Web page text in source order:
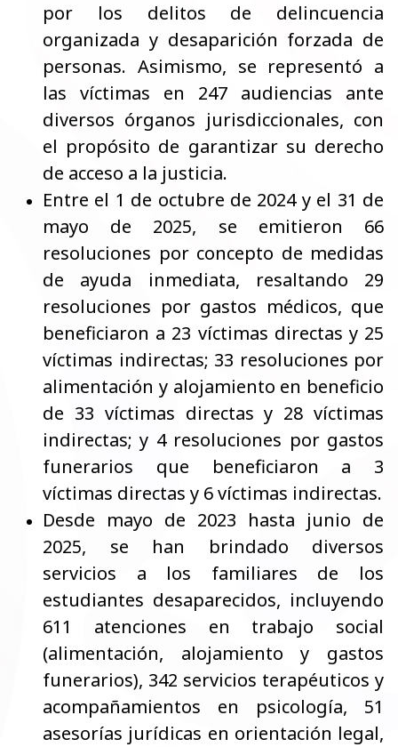
por los delitos de delincuencia
organizada y desaparición forzada de
personas. Asimismo, se representó a
las víctimas en 247 audiencias ante
diversos órganos jurisdiccionales, con
el propósito de garantizar su derecho
de acceso a la justicia.
Entre el 1 de octubre de 2024 y el 31 de
mayo de 2025, se emitieron 66
resoluciones por concepto de medidas
de ayuda inmediata, resaltando 29
resoluciones por gastos médicos, que
beneficiaron a 23 víctimas directas y 25
víctimas indirectas; 33 resoluciones por
alimentación y alojamiento en beneficio
de 33 víctimas directas y 28 víctimas
indirectas; y 4 resoluciones por gastos
funerarios que beneficiaron a 3
víctimas directas y 6 víctimas indirectas.
Desde mayo de 2023 hasta junio de
2025, se han brindado diversos
servicios a los familiares de los
estudiantes desaparecidos, incluyendo
611 atenciones en trabajo social
(alimentación, alojamiento y gastos
funerarios), 342 servicios terapéuticos y
acompañamientos en psicología, 51
asesorías jurídicas en orientación legal,